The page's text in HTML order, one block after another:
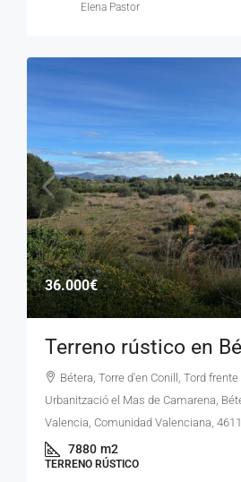
Elena Pastor
36.000€
Terreno rústico en
Bétera, Torre d'en Conill, Tord frente
Urbanització el Mas de Camarena,
Valencia, Comunidad Valenciana,
7880 m2
TERRENO RÚSTICO